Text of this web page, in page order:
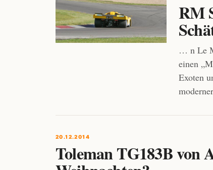
RM
… n Le
einen
Exoten
20.12.2014
Toleman TG183B von